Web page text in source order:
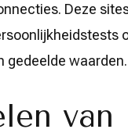
Deze
gedeelde waarden.